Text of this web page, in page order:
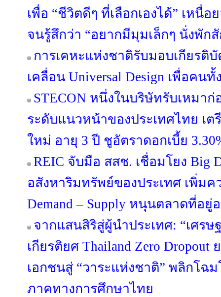
เพื่อ “ชีวิตดีๆ ที่เลือกเองได้” เหนื่
จนรู้สึกว่า “อยากมีมุมเล็กๆ นั่งพัก
การเคหะแห่งชาติรับมอบเกียรติ
เคลื่อน Universal Design เพื่อคนทั้
STECON หนึ่งในบริษัทรับเหมาก่
ระดับแนวหน้าของประเทศไทย เ
ใหม่ อายุ 3 ปี ชูอัตราดอกเบี้ย
REIC จับมือ สสช. เชื่อมโยง Big
อสังหาริมทรัพย์ของประเทศ เพิ่ม
Demand – Supply หนุนตลาดที่อยู่
จากแสนสิริสู่ผู้นำประเทศ: “เศรษ
เกียรติยศ Thailand Zero
เอกชนสู่ “วาระแห่งชาติ” พลิกโฉ
ภาคทางการศึกษาไทย